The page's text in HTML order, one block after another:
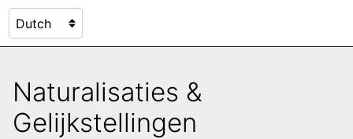
Naturalisaties &
Gelijkstellingen